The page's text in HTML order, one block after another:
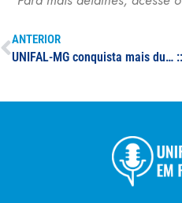
ANTERIOR
UNIFAL-MG conquista mais duas patentes; invenções envolvem tecnologias de grande potencial de aplicação prática na farmacologia